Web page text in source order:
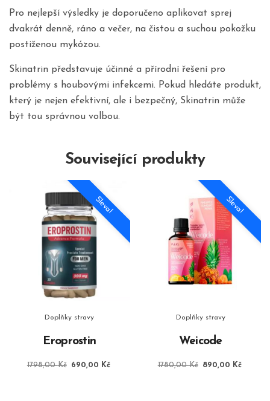
Pro nejlepší výsledky je doporučeno aplikovat sprej
dvakrát denně, ráno a večer, na čistou a suchou pokožku
postiženou mykózou.
Skinatrin představuje účinné a přírodní řešení pro
problémy s houbovými infekcemi. Pokud hledáte produkt,
který je nejen efektivní, ale i bezpečný, Skinatrin může
být tou správnou volbou.
Související produkty
Sleva!
Doplňky stravy
Eroprostin
1798,00Kč
Původní
690,00 Kč
Sleva!
Doplňky stravy
Weicode
1780,00Kč
Původní
890,00 Kč